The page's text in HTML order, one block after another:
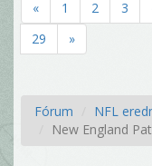
« 1 2 3
29
»
Fórum
NFL
New England